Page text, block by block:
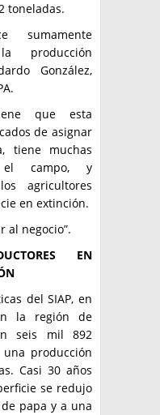
toneladas.
sumamente
producción
González,
que esta
de asignar
tiene muchas
el campo, y
agricultores
en extinción.
al negocio”.
EN
del SIAP, en
la región de
seis mil 892
producción
Casi 30 años
se redujo
papa y a una